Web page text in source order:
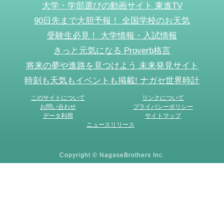
大学・学部選びの動画サイト 東進TV
90日先まで大胆予報！ 全国学校のお天気
受験生必見！ 大学情報・入試情報
きっと元気になる Proverb格言
将来の夢や進路を見つけよう 未来発見サイト
時刻も天気もイベントも掲載! ナガセ世界時計
このサイトについて
リンクについて
お問い合わせ
プライバシーポリシー
データ利用
サイトマップ
ニュースリリース
Copyright © NagaseBrothers Inc.